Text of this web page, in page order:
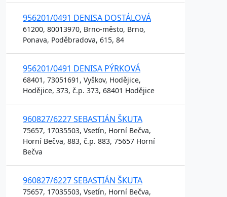
956201/0491 DENISA DOSTÁLOVÁ
61200, 80013970, Brno-město, Brno,
Ponava, Poděbradova, 615, 84
956201/0491 DENISA PÝRKOVÁ
68401, 73051691, Vyškov, Hodějice,
Hodějice, 373, č.p. 373, 68401 Hodějice
960827/6227 SEBASTIÁN ŠKUTA
75657, 17035503, Vsetín, Horní Bečva,
Horní Bečva, 883, č.p. 883, 75657 Horní
Bečva
960827/6227 SEBASTIÁN ŠKUTA
75657, 17035503, Vsetín, Horní Bečva,